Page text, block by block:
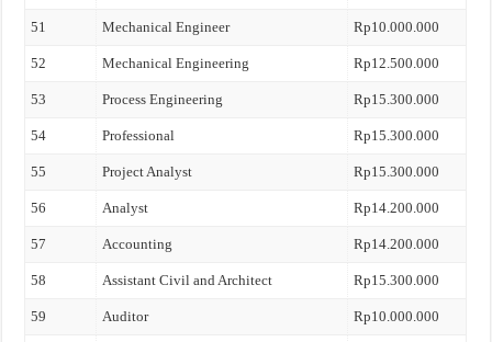
51 Mechanical Engineer Rp10.000.000
52 Mechanical Engineering Rp12.500.000
53 Process Engineering Rp15.300.000
54 Professional Rp15.300.000
55 Project Analyst Rp15.300.000
56 Analyst Rp14.200.000
57 Accounting Rp14.200.000
58 Assistant Civil and Architect Rp15.300.000
59 Auditor Rp10.000.000